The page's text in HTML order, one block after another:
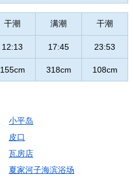
干潮 满潮 干潮
12:13 17:45 23:53
155cm 318cm 108cm
小平岛
皮口
瓦房店
夏家河子海滨浴场